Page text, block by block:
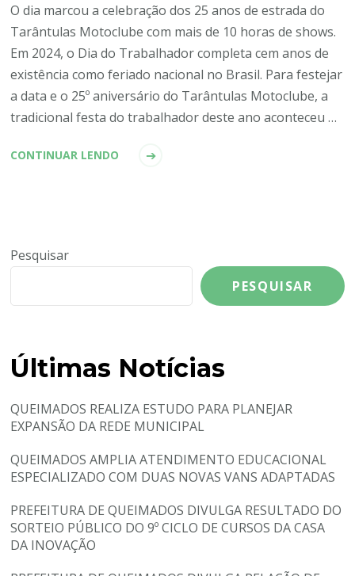
O dia marcou a celebração dos 25 anos de estrada do
Tarântulas Motoclube com mais de 10 horas de shows.
Em 2024, o Dia do Trabalhador completa cem anos de
existência como feriado nacional no Brasil. Para festejar
a data e o 25º aniversário do Tarântulas Motoclube, a
tradicional festa do trabalhador deste ano aconteceu …
CONTINUAR LENDO
Pesquisar
PESQUISAR
Últimas Notícias
QUEIMADOS REALIZA ESTUDO PARA PLANEJAR
EXPANSÃO DA REDE MUNICIPAL
QUEIMADOS AMPLIA ATENDIMENTO EDUCACIONAL
ESPECIALIZADO COM DUAS NOVAS VANS ADAPTADAS
PREFEITURA DE QUEIMADOS DIVULGA RESULTADO DO
SORTEIO PÚBLICO DO 9º CICLO DE CURSOS DA CASA
DA INOVAÇÃO